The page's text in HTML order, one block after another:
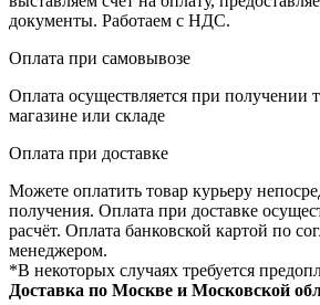
документы. Работаем с НДС.
Оплата при самовывозе
Оплата осуществляется при получении
магазине или складе
Оплата при доставке
Можете оплатить товар курьеру
получения. Оплата при доставке
расчёт. Оплата банковской картой по
менеджером.
*В некоторых случаях требуется
Доставка по Москве и Московской